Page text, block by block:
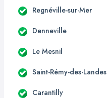
Regnéville-sur-Mer
Denneville
Le Mesnil
Saint-Rémy-des-Landes
Carantilly